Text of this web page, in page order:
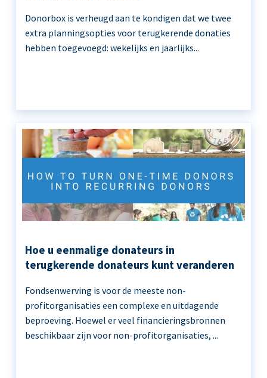
Donorbox is verheugd aan te kondigen dat we twee
extra planningsopties voor terugkerende donaties
hebben toegevoegd: wekelijks en jaarlijks...
Hoe u eenmalige donateurs in
terugkerende donateurs kunt veranderen
Fondsenwerving is voor de meeste non-
profitorganisaties een complexe en uitdagende
beproeving. Hoewel er veel financieringsbronnen
beschikbaar zijn voor non-profitorganisaties, ...